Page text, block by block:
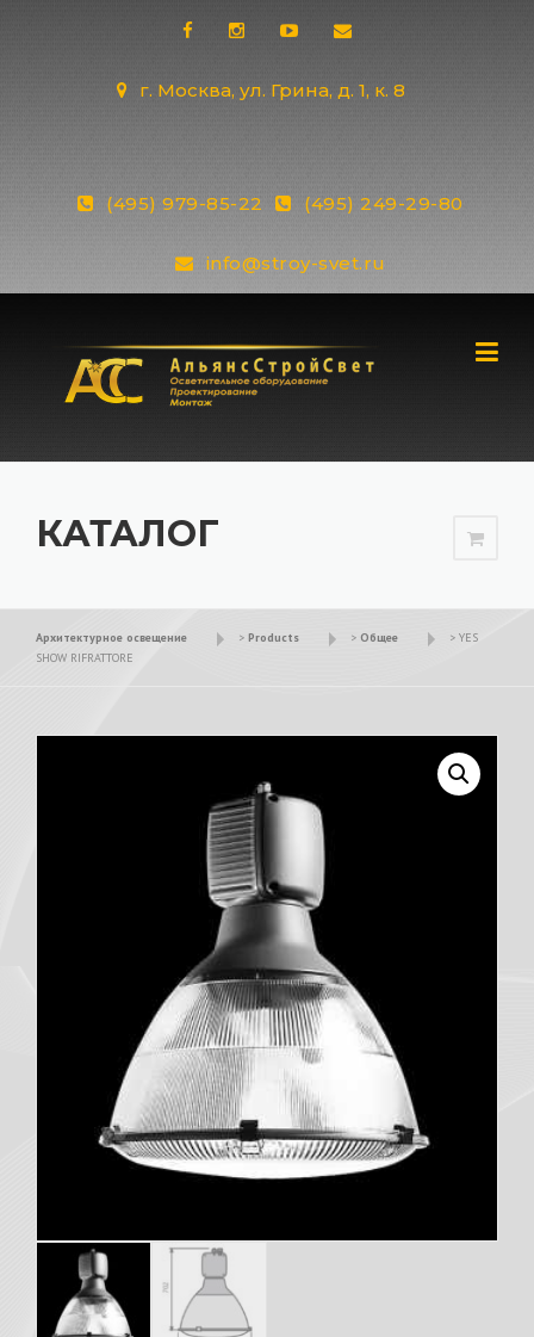
г. Москва, ул. Грина, д. 1, к. 8
(495) 979-85-22 (495) 249-29-80
info@stroy-svet.ru
КАТАЛОГ
Архитектурное освещение > Products > Общее > YES
SHOW RIFRATTORE